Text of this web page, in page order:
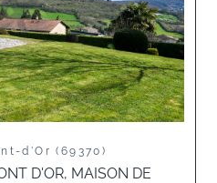
d'Or (69370)
D'OR, MAISON DE